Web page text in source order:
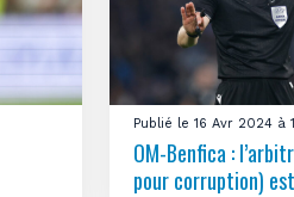
Publié le 16 Avr 2024 à
OM-Benfica :
pour corruption)